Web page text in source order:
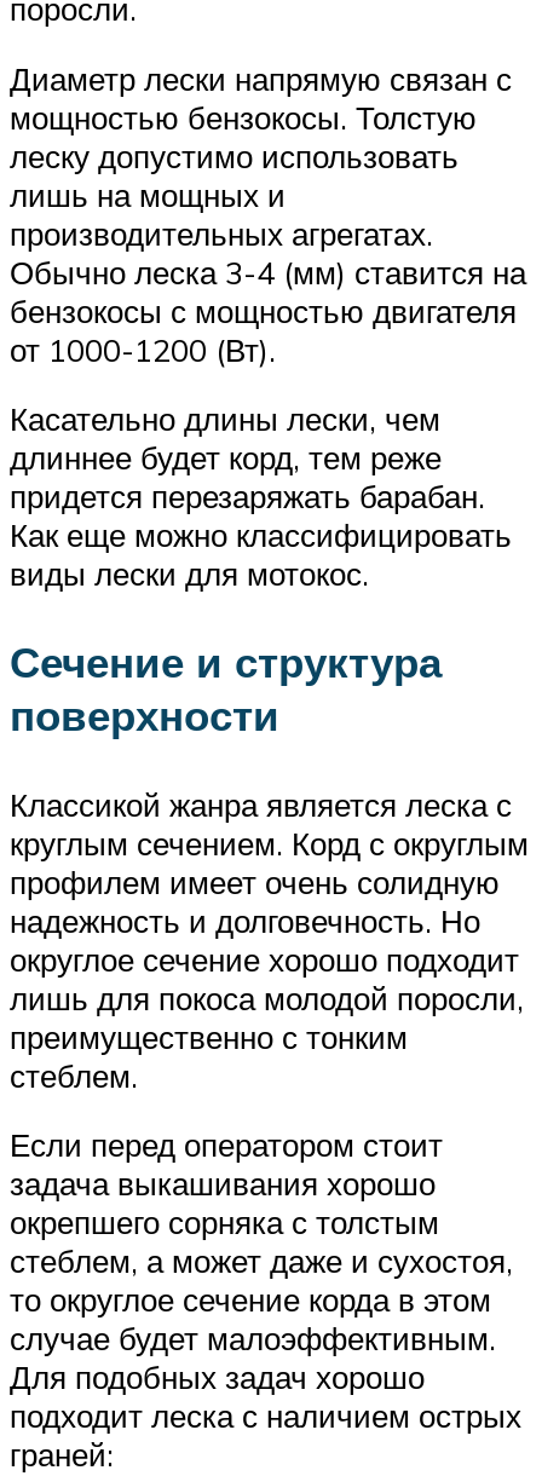
поросли.
Диаметр лески напрямую связан с
мощностью бензокосы. Толстую
леску допустимо использовать
лишь на мощных и
производительных агрегатах.
Обычно леска 3-4 (мм) ставится на
бензокосы с мощностью двигателя
от 1000-1200 (Вт).
Касательно длины лески, чем
длиннее будет корд, тем реже
придется перезаряжать барабан.
Как еще можно классифицировать
виды лески для мотокос.
Сечение и структура
поверхности
Классикой жанра является леска с
круглым сечением. Корд с округлым
профилем имеет очень солидную
надежность и долговечность. Но
округлое сечение хорошо подходит
лишь для покоса молодой поросли,
преимущественно с тонким
стеблем.
Если перед оператором стоит
задача выкашивания хорошо
окрепшего сорняка с толстым
стеблем, а может даже и сухостоя,
то округлое сечение корда в этом
случае будет малоэффективным.
Для подобных задач хорошо
подходит леска с наличием острых
граней: